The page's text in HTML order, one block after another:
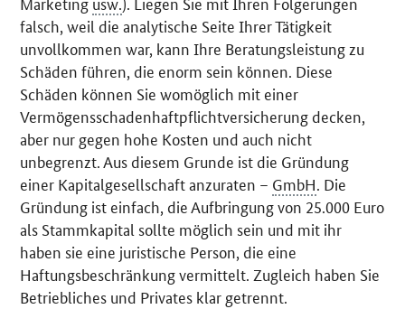
falsch, weil die analytische Seite Ihrer Tätigkeit
unvollkommen war, kann Ihre Beratungsleistung zu
Schäden führen, die enorm sein können. Diese
Schäden können Sie womöglich mit einer
Vermögensschadenhaftpflichtversicherung decken,
aber nur gegen hohe Kosten und auch nicht
unbegrenzt. Aus diesem Grunde ist die Gründung
einer Kapitalgesellschaft anzuraten – GmbH. Die
Gründung ist einfach, die Aufbringung von 25.000 Euro
als Stammkapital sollte möglich sein und mit ihr
haben sie eine juristische Person, die eine
Haftungsbeschränkung vermittelt. Zugleich haben Sie
Betriebliches und Privates klar getrennt.